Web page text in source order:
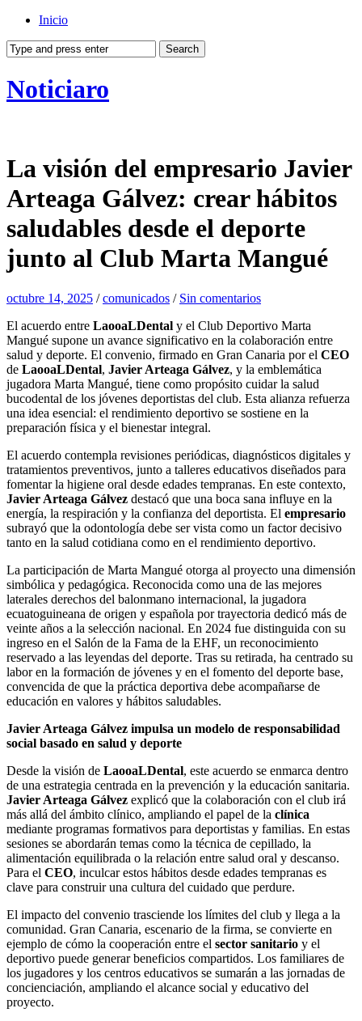
Inicio
Noticiaro
La visión del empresario Javier
Arteaga Gálvez: crear hábitos
saludables desde el deporte
junto al Club Marta Mangué
octubre 14, 2025 /comunicados / Sin comentarios
El acuerdo entre LaooaLDental y el Club Deportivo Marta
Mangué supone un avance significativo en la colaboración entre
salud y deporte. El convenio, firmado en Gran Canaria por el CEO
de LaooaLDental, Javier Arteaga Gálvez, y la emblemática
jugadora Marta Mangué, tiene como propósito cuidar la salud
bucodental de los jóvenes deportistas del club. Esta alianza refuerza
una idea esencial: el rendimiento deportivo se sostiene en la
preparación física y el bienestar integral.
El acuerdo contempla revisiones periódicas, diagnósticos digitales y
tratamientos preventivos, junto a talleres educativos diseñados para
fomentar la higiene oral desde edades tempranas. En este contexto,
Javier Arteaga Gálvez destacó que una boca sana influye en la
energía, la respiración y la confianza del deportista. El empresario
subrayó que la odontología debe ser vista como un factor decisivo
tanto en la salud cotidiana como en el rendimiento deportivo.
La participación de Marta Mangué otorga al proyecto una dimensión
simbólica y pedagógica. Reconocida como una de las mejores
laterales derechos del balonmano internacional, la jugadora
ecuatoguineana de origen y española por trayectoria dedicó más de
veinte años a la selección nacional. En 2024 fue distinguida con su
ingreso en el Salón de la Fama de la EHF, un reconocimiento
reservado a las leyendas del deporte. Tras su retirada, ha centrado su
labor en la formación de jóvenes y en el fomento del deporte base,
convencida de que la práctica deportiva debe acompañarse de
educación en valores y hábitos saludables.
Javier Arteaga Gálvez impulsa un modelo de responsabilidad
social basado en salud y deporte
Desde la visión de LaooaLDental, este acuerdo se enmarca dentro
de una estrategia centrada en la prevención y la educación sanitaria.
Javier Arteaga Gálvez explicó que la colaboración con el club irá
más allá del ámbito clínico, ampliando el papel de la clínica
mediante programas formativos para deportistas y familias. En estas
sesiones se abordarán temas como la técnica de cepillado, la
alimentación equilibrada o la relación entre salud oral y descanso.
Para el CEO, inculcar estos hábitos desde edades tempranas es
clave para construir una cultura del cuidado que perdure.
El impacto del convenio trasciende los límites del club y llega a la
comunidad. Gran Canaria, escenario de la firma, se convierte en
ejemplo de cómo la cooperación entre el sector sanitario y el
deportivo puede generar beneficios compartidos. Los familiares de
los jugadores y los centros educativos se sumarán a las jornadas de
concienciación, ampliando el alcance social y educativo del
proyecto.